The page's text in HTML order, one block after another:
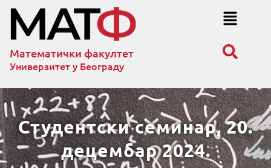
Математички факултет
Универзитет у Београду
Студентски семинар, 20.
децембар 2024.